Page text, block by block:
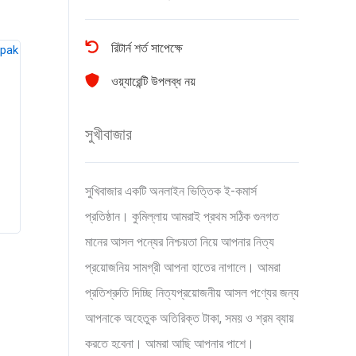
রিটার্ন শর্ত সাপেক্ষে
ওয়্যারেন্টি উপলব্ধ নয়
সুখীবাজার
সুখিবাজার একটি অনলাইন ভিত্তিক ই-কমার্স
প্রতিষ্ঠান। কুমিল্লায় আমরাই প্রথম সঠিক গুনগত
মানের আসল পন্যের নিশ্চয়তা নিয়ে আপনার নিত্য
প্রয়োজনিয় সামগ্রী আপনা হাতের নাগালে। আমরা
প্রতিশ্রুতি দিচ্ছি নিত্যপ্রয়োজনীয় আসল পণ্যের জন্য
আপনাকে অহেতুক অতিরিক্ত টাকা, সময় ও শ্রম ব্যায়
করতে হবেনা। আমরা আছি আপনার পাশে।